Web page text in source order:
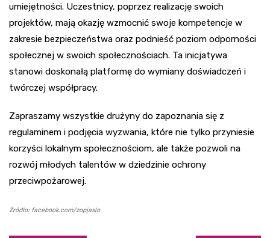
umiejętności. Uczestnicy, poprzez realizację swoich
projektów, mają okazję wzmocnić swoje kompetencje w
zakresie bezpieczeństwa oraz podnieść poziom odporności
społecznej w swoich społecznościach. Ta inicjatywa
stanowi doskonałą platformę do wymiany doświadczeń i
twórczej współpracy.
Zapraszamy wszystkie drużyny do zapoznania się z
regulaminem i podjęcia wyzwania, które nie tylko przyniesie
korzyści lokalnym społecznościom, ale także pozwoli na
rozwój młodych talentów w dziedzinie ochrony
przeciwpożarowej.
Źródło: facebook.com/zopjaslo